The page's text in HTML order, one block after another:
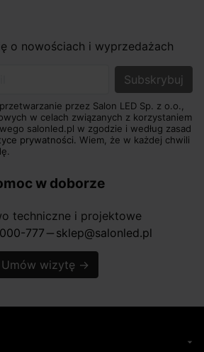
o nowościach i wyprzedażach
przez Salon LED Sp. z o.o.,
w celach związanych z korzystaniem
salonled.pl w zgodzie i według zasad
prywatności. Wiem, że w każdej chwili
w doborze
techniczne i projektowe
777 horizontal_rule sklep@salonled.pl
Umów wizytę →
arrow_drop_down